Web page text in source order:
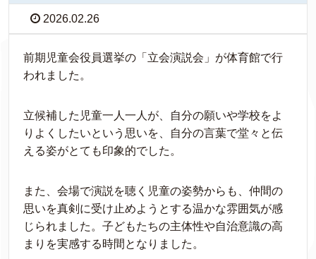
2026.02.26
前期児童会役員選挙の「立会演説会」が体育館で行
われました。
立候補した児童一人一人が、自分の願いや学校をよ
りよくしたいという思いを、自分の言葉で堂々と伝
える姿がとても印象的でした。
また、会場で演説を聴く児童の姿勢からも、仲間の
思いを真剣に受け止めようとする温かな雰囲気が感
じられました。子どもたちの主体性や自治意識の高
まりを実感する時間となりました。